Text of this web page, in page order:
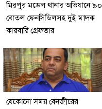
মিরপুর মডেল থানার অভিযানে ৯০
বোতল ফেনসিডিলসহ দুই মাদক
কারবারি গ্রেফতার
যেকোনো সময় বেনজীরের